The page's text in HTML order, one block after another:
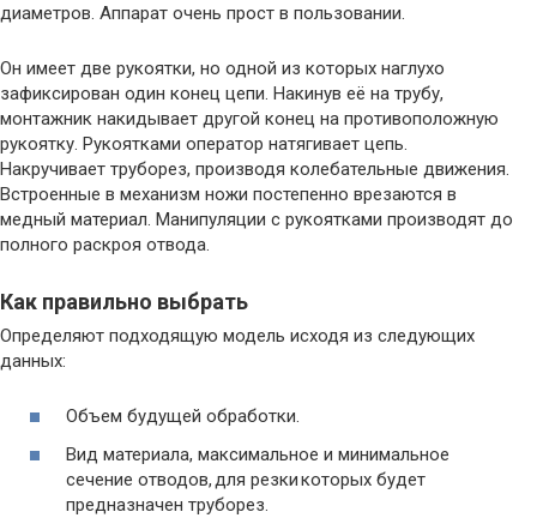
диаметров. Аппарат очень прост в пользовании.
Он имеет две рукоятки, но одной из которых наглухо
зафиксирован один конец цепи. Накинув её на трубу,
монтажник накидывает другой конец на противоположную
рукоятку. Рукоятками оператор натягивает цепь.
Накручивает труборез, производя колебательные движения.
Встроенные в механизм ножи постепенно врезаются в
медный материал. Манипуляции с рукоятками производят до
полного раскроя отвода.
Как правильно выбрать
Определяют подходящую модель исходя из следующих
данных:
Объем будущей обработки.
Вид материала, максимальное и минимальное
сечение отводов, для резки которых будет
предназначен труборез.